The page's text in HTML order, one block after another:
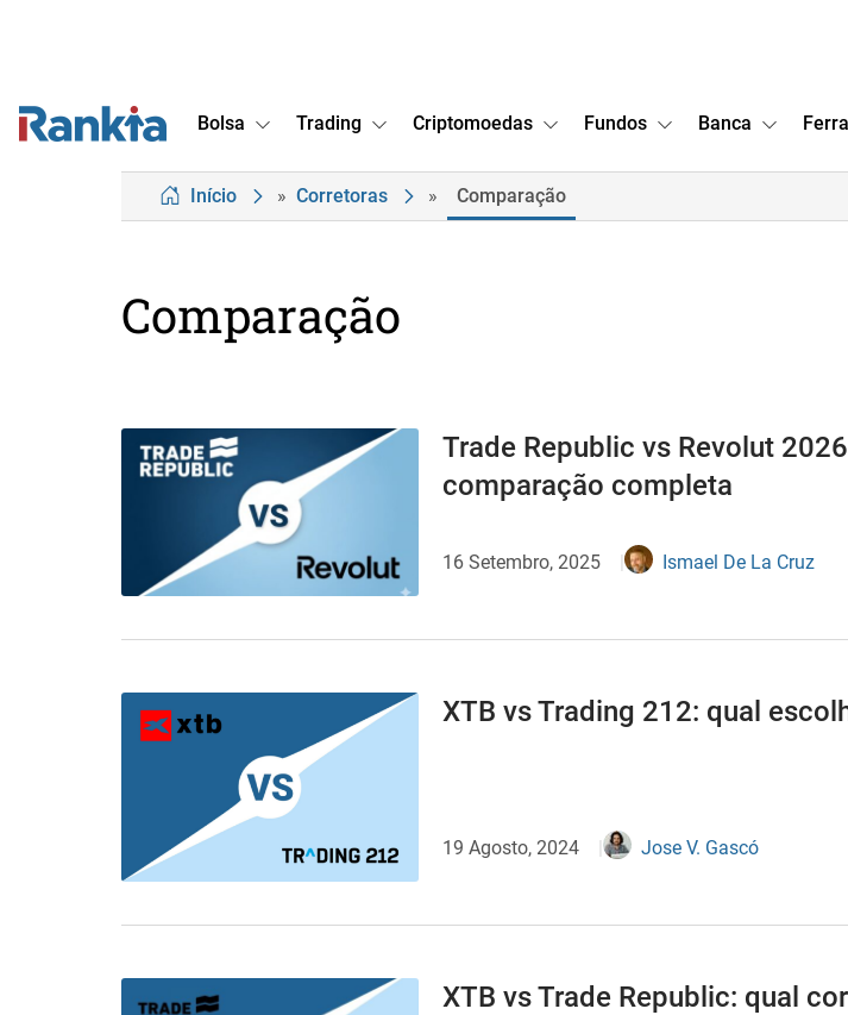
Bolsa Trading Criptomoedas Fundos Banca
Início » Corretoras » Comparação
Comparação
Trade Republic vs Revolut
comparação completa
16 Setembro, 2025 Ismael De La Cruz
XTB vs Trading 212: qual
19 Agosto, 2024 Jose V. Gascó
XTB vs Trade Republic: qual